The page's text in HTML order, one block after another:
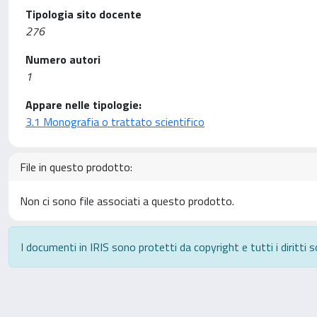
Tipologia sito docente
276
Numero autori
1
Appare nelle tipologie:
3.1 Monografia o trattato scientifico
File in questo prodotto:
Non ci sono file associati a questo prodotto.
I documenti in IRIS sono protetti da copyright e tutti i diritti